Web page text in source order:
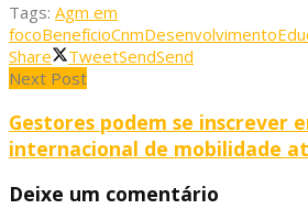
Tags: Agm em
focoBenefícioCnmDesenvolvimento
Share
TweetSendSend
Next Post
Gestores podem se inscrever
internacional de mobilidade
Deixe um comentário